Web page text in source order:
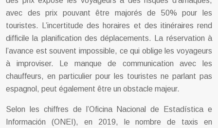
avec des prix pouvant être majorés de 50% pour les
touristes. L’incertitude des horaires et des itinéraires rend
difficile la planification des déplacements. La réservation à
l’avance est souvent impossible, ce qui oblige les voyageurs
à improviser. Le manque de communication avec les
chauffeurs, en particulier pour les touristes ne parlant pas
espagnol, peut également être un obstacle majeur.
Selon les chiffres de l’Oficina Nacional de Estadística e
Información (ONEI), en 2019, le nombre de taxis en